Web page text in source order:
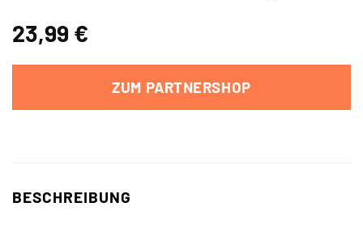
23,99 €
ZUM PARTNERSHOP
BESCHREIBUNG